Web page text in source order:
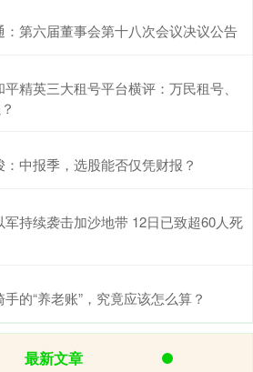
第六届董事会第十八次会议决议公告
精英三大租号平台横评：万民租号、
中报季，选股能否仅凭财报？
持续袭击加沙地带 12日已致超60人死
的“养老账”，究竟应该怎么算？
最新文章